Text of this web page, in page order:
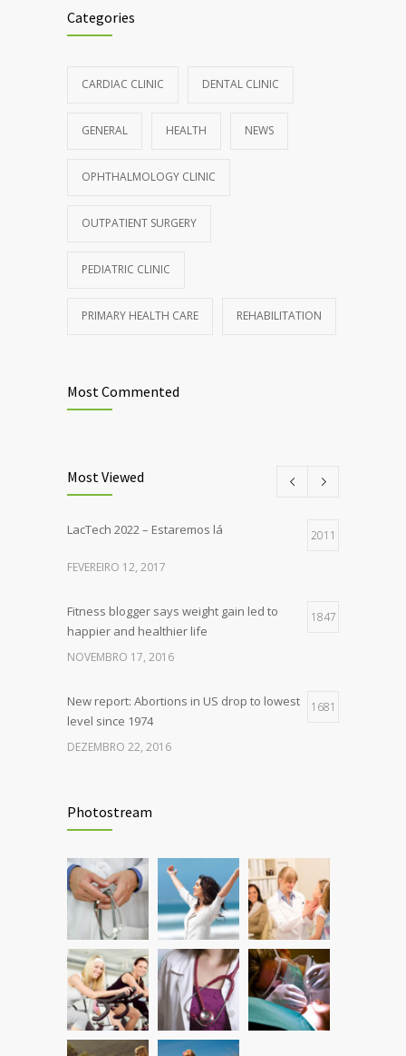
Categories
CARDIAC CLINIC DENTAL CLINIC
GENERAL HEALTH NEWS
OPHTHALMOLOGY CLINIC
OUTPATIENT SURGERY
PEDIATRIC CLINIC
PRIMARY HEALTH CARE REHABILITATION
Most Commented
Most Viewed
LacTech 2022 – Estaremos lá 2011
FEVEREIRO 12, 2017
Fitness blogger says weight gain led to
happier and healthier life
1847
NOVEMBRO 17, 2016
New report: Abortions in US drop to lowest
level since 1974
1681
DEZEMBRO 22, 2016
patients and doctors
Can breakfast help keep us thin? Nutrition
science is tricky
1297
JANEIRO 5, 2017
Photostream